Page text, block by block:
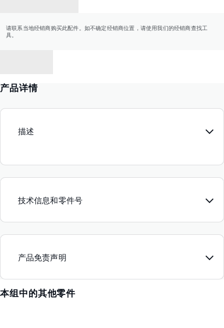
请联系当地经销商购买此配件。如不确定经销商位置，请使用我们的经销商查找工
具。
产品详情
描述
技术信息和零件号
产品免责声明
本组中的其他零件